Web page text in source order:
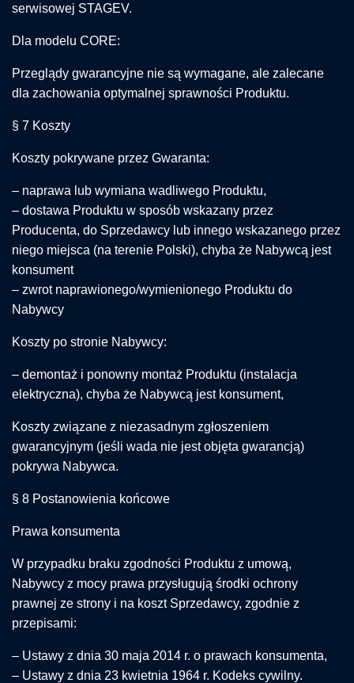
serwisowej STAGEV.
Dla modelu CORE:
Przeglądy gwarancyjne nie są wymagane, ale zalecane
dla zachowania optymalnej sprawności Produktu.
§ 7 Koszty
Koszty pokrywane przez Gwaranta:
– naprawa lub wymiana wadliwego Produktu,
– dostawa Produktu w sposób wskazany przez
Producenta, do Sprzedawcy lub innego wskazanego przez
niego miejsca (na terenie Polski), chyba że Nabywcą jest
konsument
– zwrot naprawionego/wymienionego Produktu do
Nabywcy
Koszty po stronie Nabywcy:
– demontaż i ponowny montaż Produktu (instalacja
elektryczna), chyba że Nabywcą jest konsument,
Koszty związane z niezasadnym zgłoszeniem
gwarancyjnym (jeśli wada nie jest objęta gwarancją)
pokrywa Nabywca.
§ 8 Postanowienia końcowe
Prawa konsumenta
W przypadku braku zgodności Produktu z umową,
Nabywcy z mocy prawa przysługują środki ochrony
prawnej ze strony i na koszt Sprzedawcy, zgodnie z
przepisami:
– Ustawy z dnia 30 maja 2014 r. o prawach konsumenta,
– Ustawy z dnia 23 kwietnia 1964 r. Kodeks cywilny.